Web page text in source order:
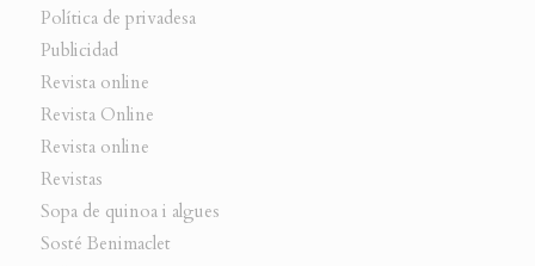
Política de privadesa
Publicidad
Revista online
Revista Online
Revista online
Revistas
Sopa de quinoa i algues
Sosté Benimaclet